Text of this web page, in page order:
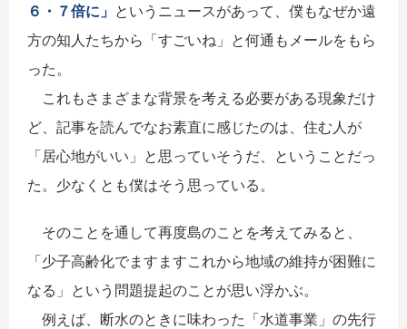
６・７倍に」 というニュースがあって、僕もなぜか遠
方の知人たちから「すごいね」と何通もメールをもら
った。
これもさまざまな背景を考える必要がある現象だけ
ど、記事を読んでなお素直に感じたのは、住む人が
「居心地がいい」と思っていそうだ、ということだっ
た。少なくとも僕はそう思っている。
そのことを通して再度島のことを考えてみると、
「少子高齢化でますますこれから地域の維持が困難に
なる」という問題提起のことが思い浮かぶ。
例えば、断水のときに味わった「水道事業」の先行